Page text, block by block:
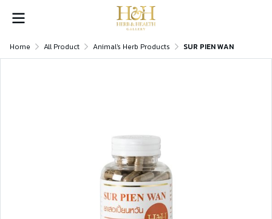
Home All Product Animal's Herb Products SUR PIEN WAN